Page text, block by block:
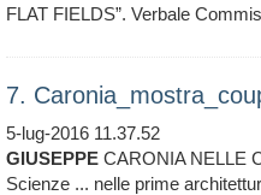
FLAT FIELDS”. Verbale
7.
5-lug-2016 11.37.52
GIUSEPPE CARONIA NELLE
Scienze ... nelle prime